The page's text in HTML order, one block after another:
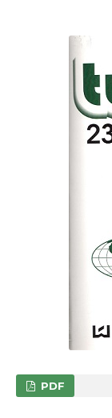
PDF